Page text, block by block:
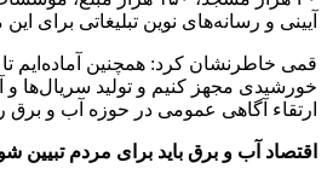
آیینی و رسانه‌های نوین تبلیغاتی برای
قمی خاطرنشان کرد: همچنین آماده‌ایم
خورشیدی مجهز کنیم و تولید سریال‌ها و
ارتقاء آگاهی عمومی در حوزه آب و برق
اقتصاد آب و برق باید برای مردم تبیین